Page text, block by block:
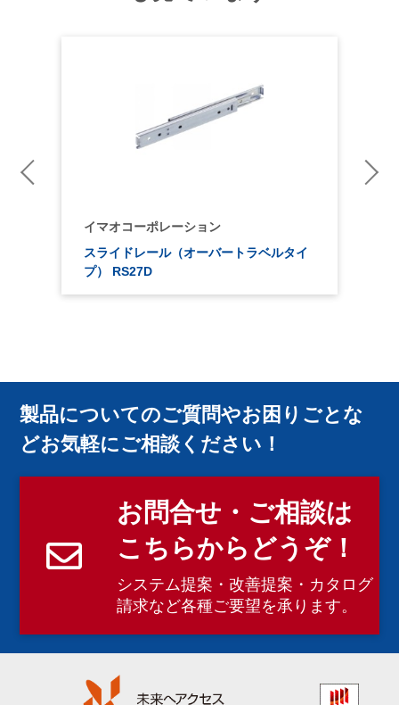
イマオコーポレーション
スライドレール（オーバートラベルタイ
プ） RS27D
製品についてのご質問やお困りごとな
どお気軽にご相談ください！
お問合せ・ご相談は
こちらからどうぞ！
システム提案・改善提案・カタログ
請求など各種ご要望を承ります。